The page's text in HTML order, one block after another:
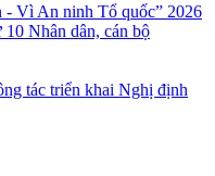
- Vì An ninh Tổ quốc” 2026
Nhân dân, cán bộ
tác triển khai Nghị định